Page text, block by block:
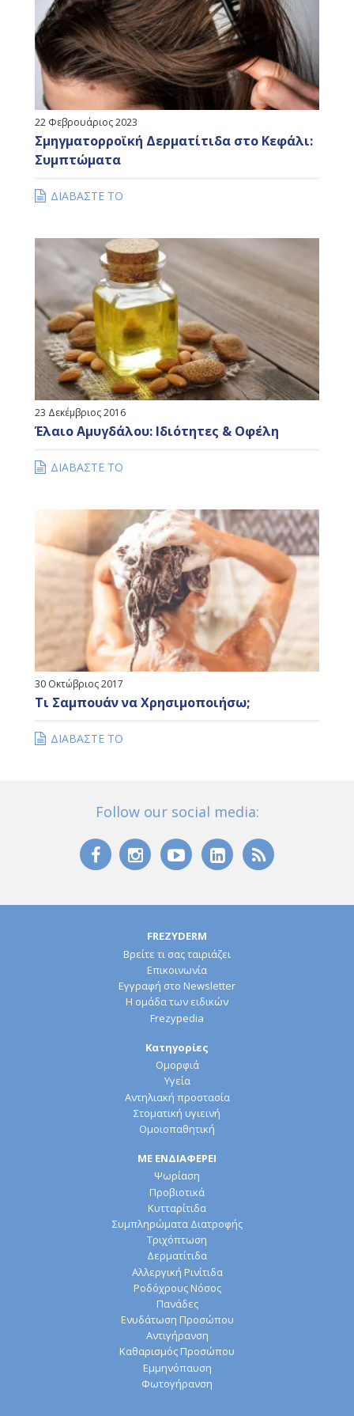
22 Φεβρουάριος 2023
Σμηγματορροϊκή Δερματίτιδα στο Κεφάλι:
Συμπτώματα
ΔΙΑΒΑΣΤΕ ΤΟ
23 Δεκέμβριος 2016
Έλαιο Αμυγδάλου: Ιδιότητες & Οφέλη
ΔΙΑΒΑΣΤΕ ΤΟ
30 Οκτώβριος 2017
Τι Σαμπουάν να Χρησιμοποιήσω;
ΔΙΑΒΑΣΤΕ ΤΟ
Follow our social media:
FREZYDERM
Βρείτε τι σας ταιριάζει
Επικοινωνία
Εγγραφή στο Newsletter
Η ομάδα των ειδικών
Frezypedia
Κατηγορίες
Ομορφιά
Υγεία
Αντηλιακή προστασία
Στοματική υγιεινή
Ομοιοπαθητική
ΜΕ ΕΝΔΙΑΦΕΡΕΙ
Ψωρίαση
Προβιοτικά
Κυτταρίτιδα
Συμπληρώματα Διατροφής
Τριχόπτωση
Δερματίτιδα
Αλλεργική Ρινίτιδα
Ροδόχρους Νόσος
Πανάδες
Ενυδάτωση Προσώπου
Αντιγήρανση
Καθαρισμός Προσώπου
Εμμηνόπαυση
Φωτογήρανση